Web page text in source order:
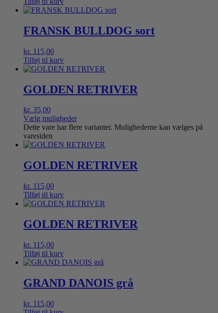
FRANSK BULLDOG sort
kr. 115,00
Tilføj til kurv
GOLDEN RETRIVER
kr. 35,00
Vælg muligheder
Dette vare har flere varianter. Mulighederne kan vælges på
varesiden
GOLDEN RETRIVER
kr. 115,00
Tilføj til kurv
GOLDEN RETRIVER
kr. 115,00
Tilføj til kurv
GRAND DANOIS grå
kr. 115,00